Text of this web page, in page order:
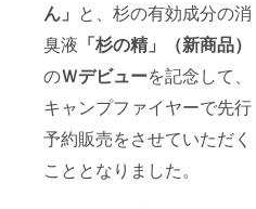
ん」 と、杉の有効成分の消
臭液 「杉の精」（新商品）
のＷデビューを記念して、
キャンプファイヤーで先行
予約販売をさせていただく
こととなりました。